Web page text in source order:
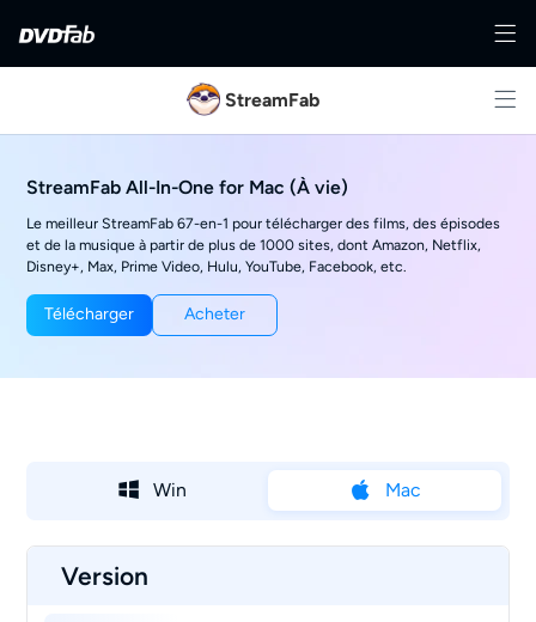
StreamFab
StreamFab All-In-One for Mac (À vie)
Le meilleur StreamFab 67-en-1 pour télécharger des films, des épisodes
et de la musique à partir de plus de 1000 sites, dont Amazon, Netflix,
Disney+, Max, Prime Video, Hulu, YouTube, Facebook, etc.
Télécharger Acheter
Win Mac
Version